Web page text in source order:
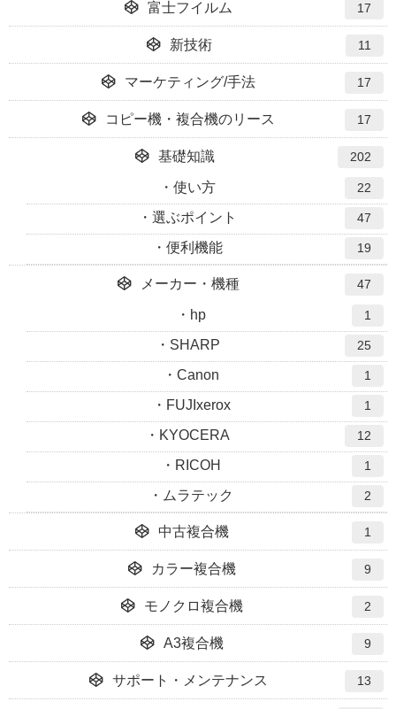
富士フイルム 17
新技術 11
マーケティング/手法 17
コピー機・複合機のリース 17
基礎知識 202
使い方 22
選ぶポイント 47
便利機能 19
メーカー・機種 47
hp 1
SHARP 25
Canon 1
FUJIxerox 1
KYOCERA 12
RICOH 1
ムラテック 2
中古複合機 1
カラー複合機 9
モノクロ複合機 2
A3複合機 9
サポート・メンテナンス 13